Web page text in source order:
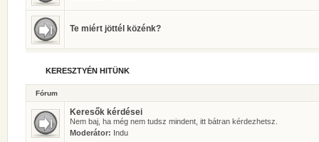
Te miért jöttél közénk?
KERESZTYÉN HITÜNK
Fórum
Keresők kérdései
Nem baj, ha még nem tudsz mindent, itt bátran kérdezhetsz.
Moderátor: Indu